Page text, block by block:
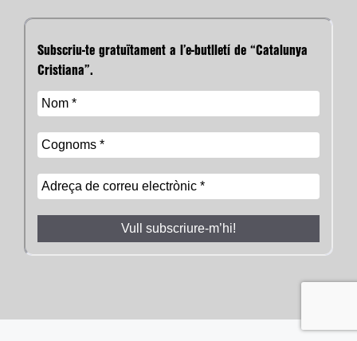
Subscriu-te gratuïtament a l’e-butlletí de “Catalunya
Cristiana”.